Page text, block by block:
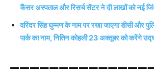
कैंसर अस्पताल और रिसर्च सेंटर ने दी लाखों को नई
वरिंदर सिंह घुम्मण के नाम पर रखा जाएगा डीसी और
पार्क का नाम, नितिन कोहली 23 अक्तूबर को करेंगे